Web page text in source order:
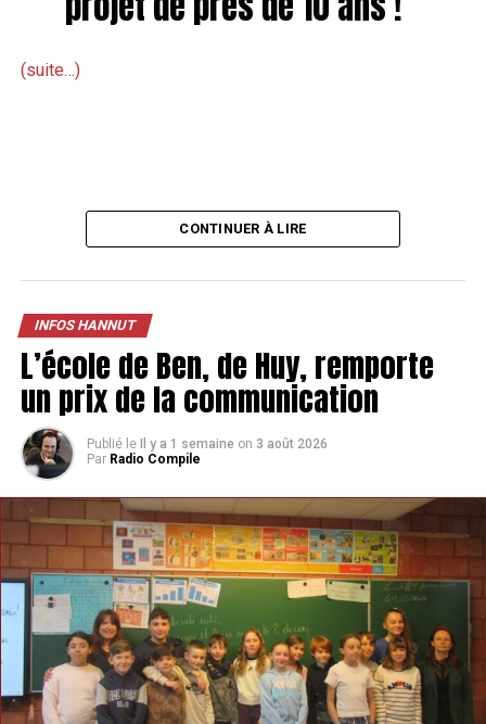
(suite…)
CONTINUER À LIRE
INFOS HANNUT
L’école de Ben, de Huy, remporte
un prix de la communication
Publié le Il y a 1 semaine on 3 août 2026
Par Radio Compile